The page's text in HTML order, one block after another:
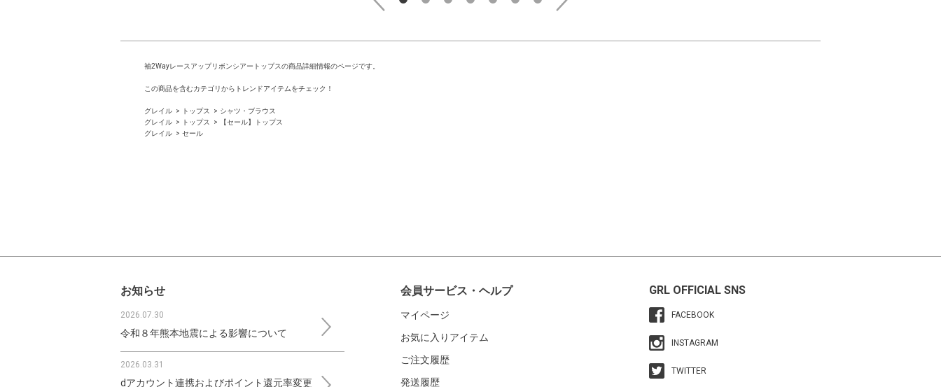
袖2Wayレースアップリボンシアートップスの商品詳細情報のページです。
この商品を含むカテゴリからトレンドアイテムをチェック！
グレイル トップス
シャツ・ブラウス
グレイル
トップス
【セール】トップス
グレイル
セール
お知らせ
2026.07.30
令和８年熊本地震による影響について
2026.03.31
dアカウント連携およびポイント還元率変更
会員サービス・ヘルプ
マイページ
お気に入りアイテム
ご注文履歴
発送履歴
GRL OFFICIAL SNS
FACEBOOK
INSTAGRAM
TWITTER